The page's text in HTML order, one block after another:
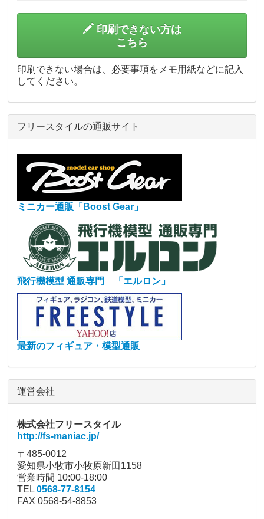
印刷できない方は
こちら
印刷できない場合は、必要事項をメモ用紙などに記入
してください。
フリースタイルの通販サイト
ミニカー通販「Boost Gear」
飛行機模型 通販専門 「エルロン」
最新のフィギュア・模型通販
運営会社
株式会社フリースタイル
http://fs-maniac.jp/
〒485-0012
愛知県小牧市小牧原新田1158
営業時間 10:00-18:00
TEL0568-77-8154
FAX 0568-54-8853